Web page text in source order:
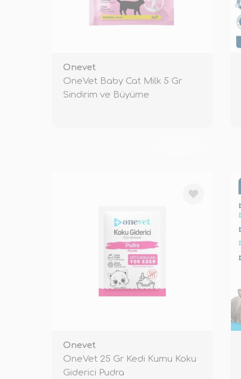
Onevet
OneVet Baby Cat Milk 5 Gr
Sindirim ve Büyüme
Onevet
OneVet 25 Gr Kedi Kumu Koku
Giderici Pudra